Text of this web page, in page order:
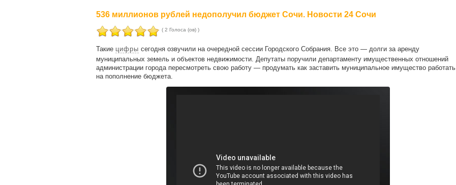
536 миллионов рублей недополучил бюджет Сочи. Новости 24 Сочи
( 2 Голоса (ов) )
Такие цифры сегодня озвучили на очередной сессии Городского Собрания. Все это — долги за аренду
муниципальных земель и объектов недвижимости. Депутаты поручили департаменту имущественных отношений
администрации города пересмотреть свою работу — продумать как заставить муниципальное имущество работать
на пополнение бюджета.